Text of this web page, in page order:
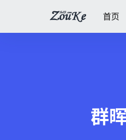
首页
群